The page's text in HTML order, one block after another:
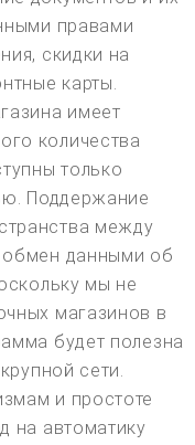
правами
скидки на
карты.
имеет
количества
только
Поддержание
между
обмен данными об
мы не
магазинов в
будет полезна
сети.
и простоте
на автоматику